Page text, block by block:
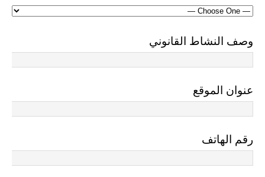
وصف النشاط القانوني
عنوان الموقع
رقم الهاتف